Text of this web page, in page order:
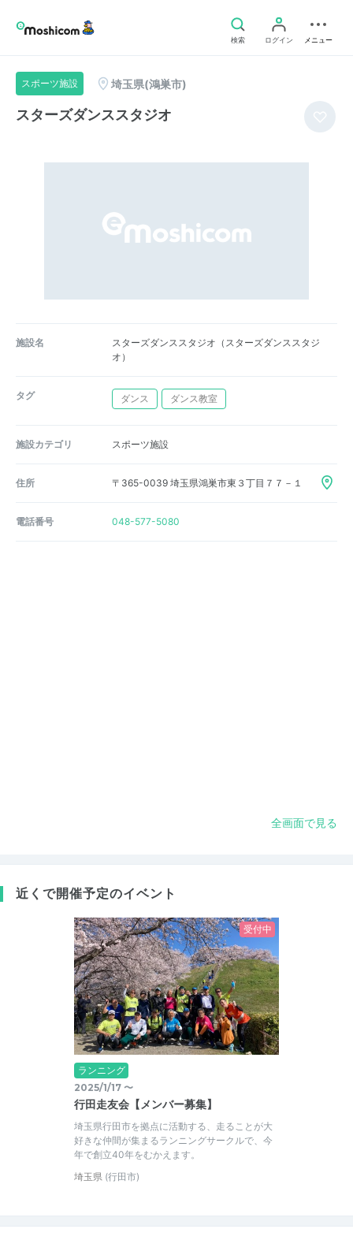
検索 ログイン メニュー
スポーツ施設 埼玉県(鴻巣市)
スターズダンススタジオ
施設名
スターズダンススタジオ（スターズダンススタジ
オ）
タグ ダンス ダンス教室
施設カテゴリ スポーツ施設
住所 〒365-0039 埼玉県鴻巣市東３丁目７７－１
電話番号 048-577-5080
全画面で見る
近くで開催予定のイベント
受付中
ランニング
2025/1/17 〜
行田走友会【メンバー募集】
埼玉県行田市を拠点に活動する、走ることが大
好きな仲間が集まるランニングサークルで、今
年で創立40年をむかえます。
埼玉県 (行田市)